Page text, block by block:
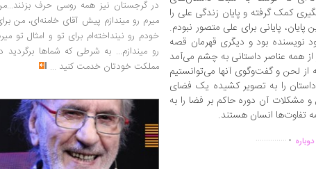
کمک گرفته و پایان زندگی علی را
پایانی برای علی متصور نبودم.
نویسنده بود و دیگری قهرمان قصه
همه عناصر داستانی به چشم می‌آمد
لحن و گفت‌وگوی آنها می‌توانستیم
را به تصویر کشیده یک فضای
آن دوره حاکم بر فضا را به
تفاوت‌ها انسان‌ هستند.
............... .
در گرجستان نیز همه روسی حرف
میرم رو میندازم پیش آقای خامنه‌ای، من
خودم رو نینداخته‌ام برای تو و امثال تو
رو میندازم... به شرطی که شماها برگردید
مملکت خودتان خدمت کنید ...